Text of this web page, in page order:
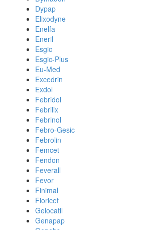
Dypap
Elixodyne
Enelfa
Eneril
Esgic
Esgic-Plus
Eu-Med
Excedrin
Exdol
Febridol
Febrilix
Febrinol
Febro-Gesic
Febrolin
Femcet
Fendon
Feverall
Fevor
Finimal
Fioricet
Gelocatil
Genapap